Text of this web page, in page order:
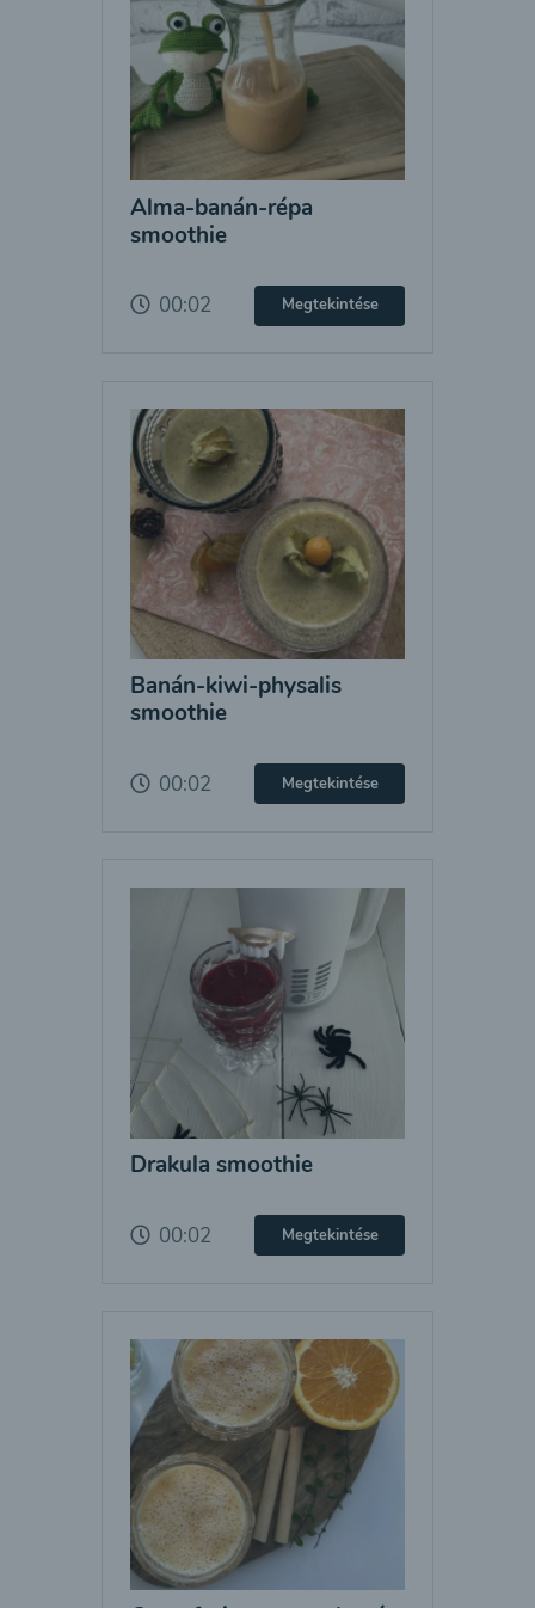
Alma-banán-répa
smoothie
00:02 Megtekintése
Banán-kiwi-physalis
smoothie
00:02 Megtekintése
Drakula smoothie
00:02 Megtekintése